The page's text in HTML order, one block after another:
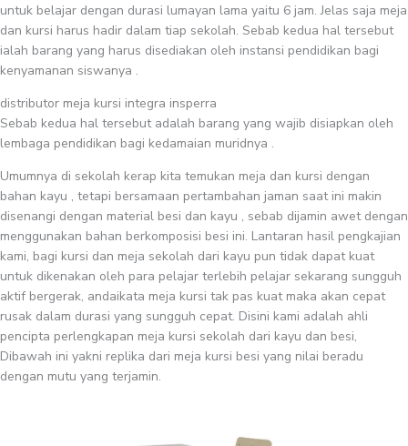
untuk belajar dengan durasi lumayan lama yaitu 6 jam. Jelas saja meja
dan kursi harus hadir dalam tiap sekolah. Sebab kedua hal tersebut
ialah barang yang harus disediakan oleh instansi pendidikan bagi
kenyamanan siswanya .
distributor meja kursi integra insperra
Sebab kedua hal tersebut adalah barang yang wajib disiapkan oleh
lembaga pendidikan bagi kedamaian muridnya .
Umumnya di sekolah kerap kita temukan meja dan kursi dengan
bahan kayu , tetapi bersamaan pertambahan jaman saat ini makin
disenangi dengan material besi dan kayu , sebab dijamin awet dengan
menggunakan bahan berkomposisi besi ini. Lantaran hasil pengkajian
kami, bagi kursi dan meja sekolah dari kayu pun tidak dapat kuat
untuk dikenakan oleh para pelajar terlebih pelajar sekarang sungguh
aktif bergerak, andaikata meja kursi tak pas kuat maka akan cepat
rusak dalam durasi yang sungguh cepat. Disini kami adalah ahli
pencipta perlengkapan meja kursi sekolah dari kayu dan besi,
Dibawah ini yakni replika dari meja kursi besi yang nilai beradu
dengan mutu yang terjamin.